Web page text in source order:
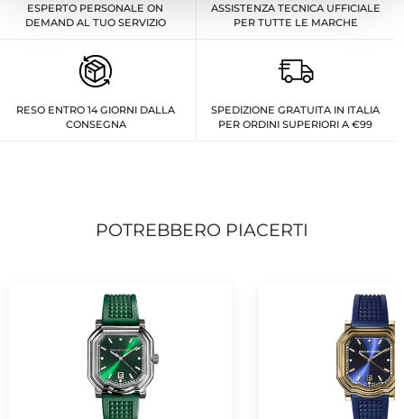
ESPERTO PERSONALE ON
DEMAND AL TUO SERVIZIO
ASSISTENZA TECNICA UFFICIALE
PER TUTTE LE MARCHE
RESO ENTRO 14 GIORNI DALLA
CONSEGNA
SPEDIZIONE GRATUITA IN ITALIA
PER ORDINI SUPERIORI A €99
POTREBBERO PIACERTI